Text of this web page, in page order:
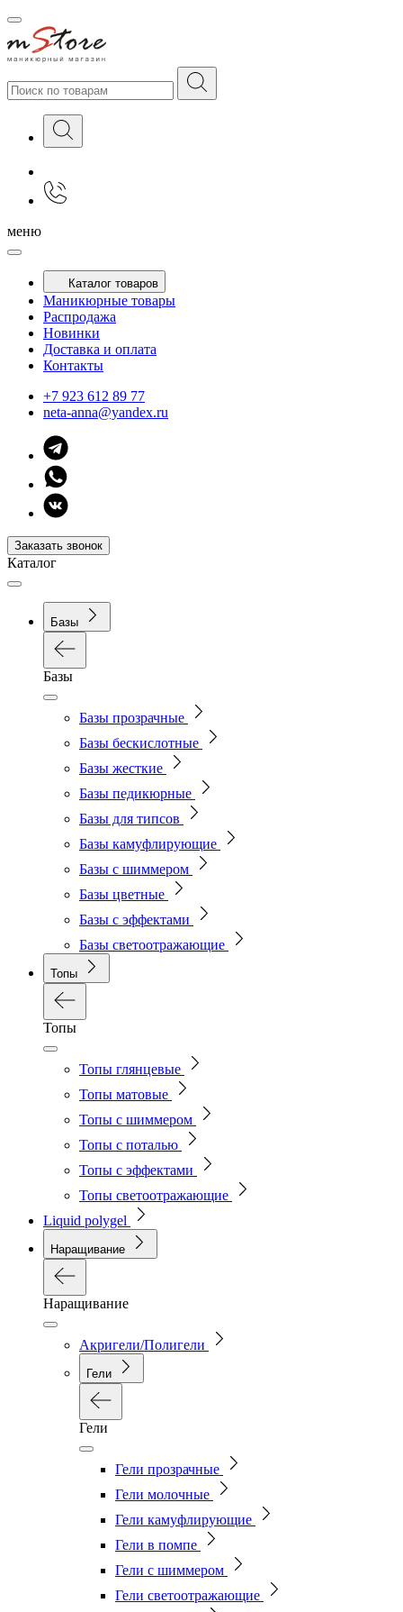
меню
Каталог товаров
Маникюрные товары
Распродажа
Новинки
Доставка и оплата
Контакты
+7 923 612 89 77
neta-anna@yandex.ru
Заказать звонок
Каталог
Базы
Базы
Базы прозрачные
Базы бескислотные
Базы жесткие
Базы педикюрные
Базы для типсов
Базы камуфлирующие
Базы с шиммером
Базы цветные
Базы с эффектами
Базы светоотражающие
Топы
Топы
Топы глянцевые
Топы матовые
Топы с шиммером
Топы с поталью
Топы с эффектами
Топы светоотражающие
Liquid polygel
Наращивание
Наращивание
Акригели/Полигели
Гели
Гели
Гели прозрачные
Гели молочные
Гели камуфлирующие
Гели в помпе
Гели с шиммером
Гели светоотражающие